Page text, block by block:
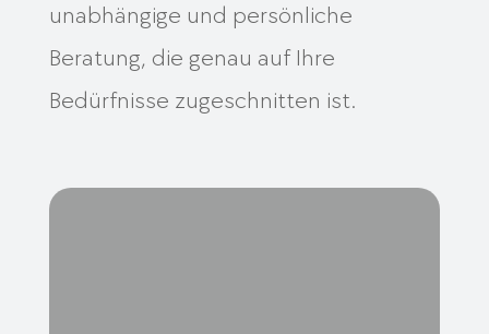
unabhängige und persönliche
Beratung, die genau auf Ihre
Bedürfnisse zugeschnitten ist.